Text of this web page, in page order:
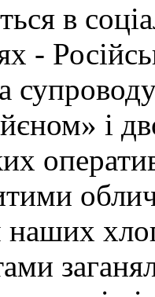
в
-
і
наших